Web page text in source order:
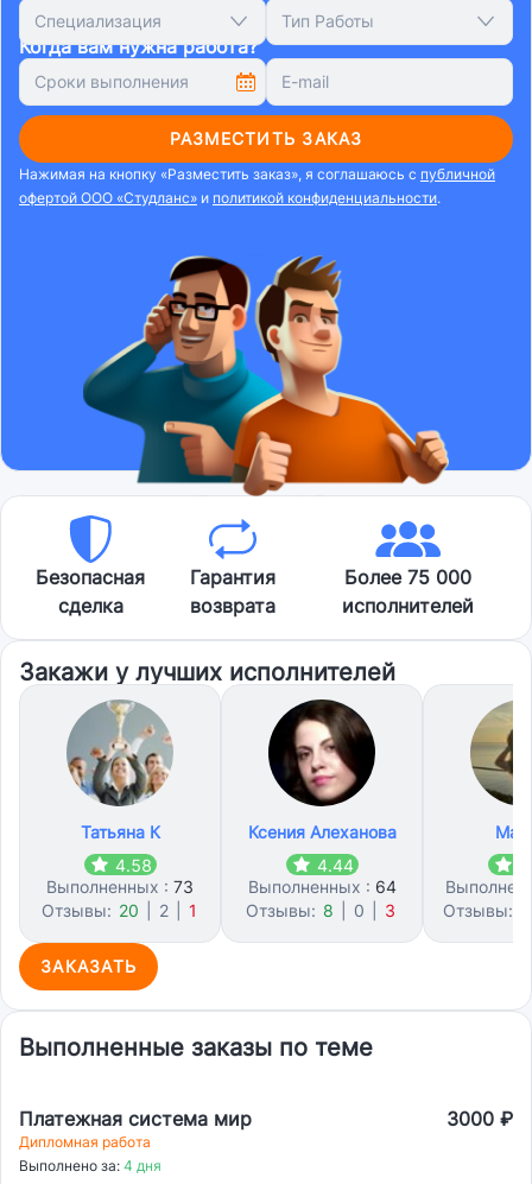
Специализация Тип Работы
Когда вам нужна работа?
РАЗМЕСТИТЬ ЗАКАЗ
Нажимая на кнопку «Разместить заказ», я соглашаюсь с публичной
офертой ООО «Студланс» и политикой конфиденциальности.
Безопасная
сделка
Гарантия
возврата
Более 75 000
исполнителей
Закажи у лучших исполнителей
Татьяна К
4.58
Выполненных : 73
Отзывы: 20 2 1
Ксения Алеханова
4.44
Выполненных : 64
Отзывы: 8 0 3
Отзывы:
ЗАКАЗАТЬ
Выполненные заказы по теме
Платежная система мир 3000 ₽
Дипломная работа
Выполнено за: 4 дня